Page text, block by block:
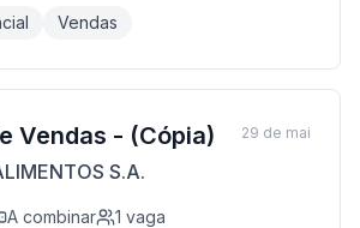
Vendas
Vendas - (Cópia)
S.A.
A combinar 1 vaga
29 de mai